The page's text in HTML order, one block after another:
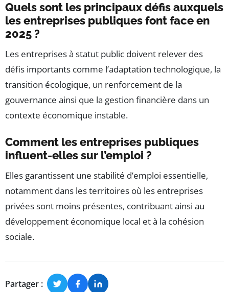
Quels sont les principaux défis auxquels
les entreprises publiques font face en
2025 ?
Les entreprises à statut public doivent relever des
défis importants comme l’adaptation technologique, la
transition écologique, un renforcement de la
gouvernance ainsi que la gestion financière dans un
contexte économique instable.
Comment les entreprises publiques
influent-elles sur l’emploi ?
Elles garantissent une stabilité d’emploi essentielle,
notamment dans les territoires où les entreprises
privées sont moins présentes, contribuant ainsi au
développement économique local et à la cohésion
sociale.
Partager :